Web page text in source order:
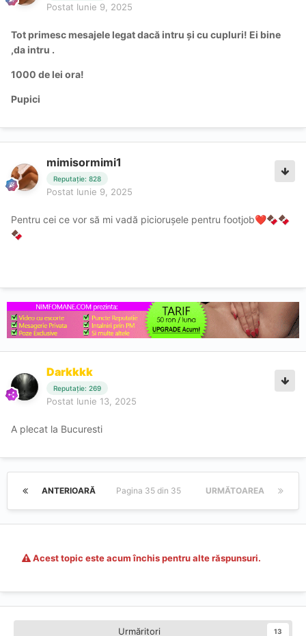
Postat Iunie 9, 2025
Tot primesc mesajele legat dacă intru și cu cupluri! Ei bine
,da intru .
1000 de lei ora!
Pupici
mimisormimi1
Reputație: 828
Postat Iunie 9, 2025
Pentru cei ce vor să mi vadă piciorușele pentru footjob❤️🍫🍫
🍫
Darkkkk
Reputație: 269
Postat Iunie 13, 2025
A plecat la Bucuresti
ANTERIOARĂ URMĂTOAREA
Pagina 35 din 35
Acest topic este acum închis pentru alte răspunsuri.
Urmăritori 13